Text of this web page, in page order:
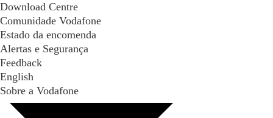
Download Centre
Comunidade Vodafone
Estado da encomenda
Alertas e Segurança
Feedback
English
Sobre a Vodafone